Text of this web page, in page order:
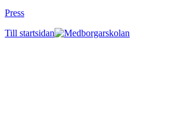
Press
Till startsidan